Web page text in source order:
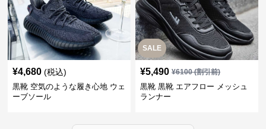
¥4,680 (税込)
黒靴 空気のような履き心地 ウェ
ーブソール
SALE
¥5,490 ¥6100(割引前)
黒靴 黒靴 エアフロー メッシュ
ランナー